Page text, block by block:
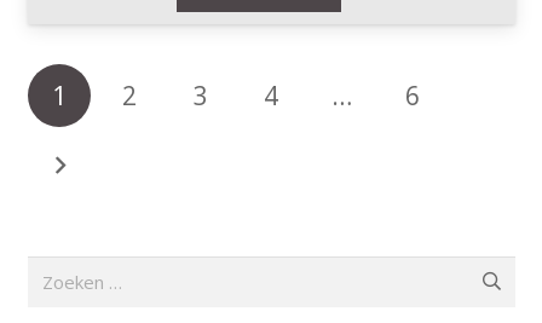
1 2 3 4 … 6
naar: